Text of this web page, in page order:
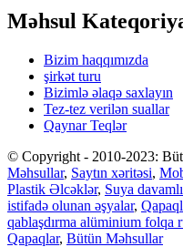
Məhsul
Bizim haqqımızda
şirkət turu
Bizimlə əlaqə saxlayın
Tez-tez verilən suallar
Qaynar Teqlər
© Copyright - 2010-2023:
Məhsullar, Saytın xəritəsi,
Plastik Əlcəklər, Suya
istifadə olunan əşyalar,
qablaşdırma alüminium folqa
Qapaqlar, Bütün Məhsullar